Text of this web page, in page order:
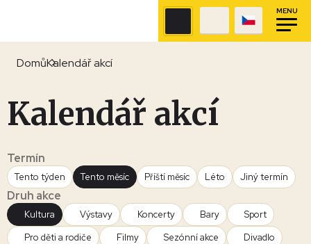
MENU
DomůKalendář akcí
Kalendář akcí
Termín
Tento týden Tento měsíc Příští měsíc Léto Jiný termín
Druh akce
Kultura Výstavy Koncerty Bary
Sport
Pro děti a rodiče
Filmy Sezónní akce
Divadlo